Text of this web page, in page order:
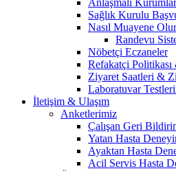
Sağlık Kurulu
Nasıl Muayene
Randevu
Nöbetçi Eczaneler
Refakatçi Politikası
Ziyaret Saatleri &
Laboratuvar
İletişim & Ulaşım
Anketlerimiz
Çalışan Geri
Yatan Hasta
Ayaktan Hasta
Acil Servis Hasta